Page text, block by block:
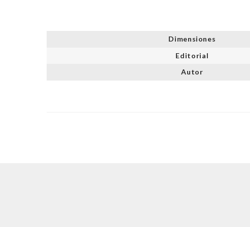
Dimensiones
Editorial
Autor